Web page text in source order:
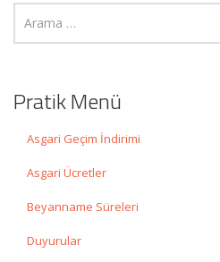
Pratik Menü
Asgari Geçim İndirimi
Asgari Ücretler
Beyanname Süreleri
Duyurular